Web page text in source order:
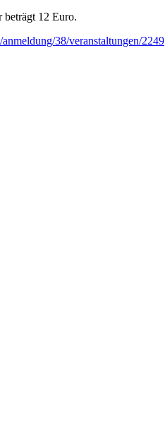
beträgt 12 Euro.
38/veranstaltungen/2249